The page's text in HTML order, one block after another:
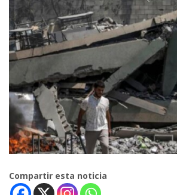
Compartir esta noticia